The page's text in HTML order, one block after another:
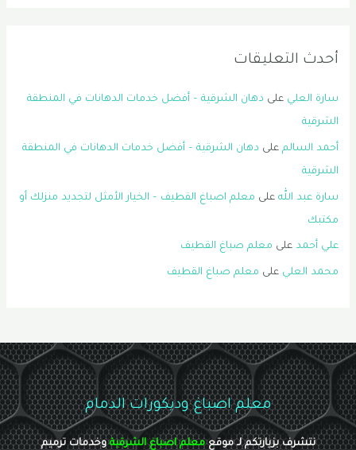
أحدث التعليقات
سارة العلي على دهان الشرقية – أفضل خدمات الدهانات في المنطقة
الشرقية
أحمد السالم على دهان الشرقية – أفضل خدمات الدهانات في المنطقة
الشرقية
سارة عبد الله على معلم اصباغ القطيف – الخيار الأمثل لتجديد منزلك أو
مكتبك
علي أحمد على معلم صباغ القطيف
محمد العلي على معلم صباغ القطيف
معلم اصباغ وديكورات الدمام
نتشرف بزيارتكم لـ موقعمعلم اصباغ الشرقيةوخدمات ترميم